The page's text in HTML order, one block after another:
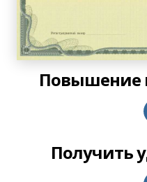
Повышение
Получить